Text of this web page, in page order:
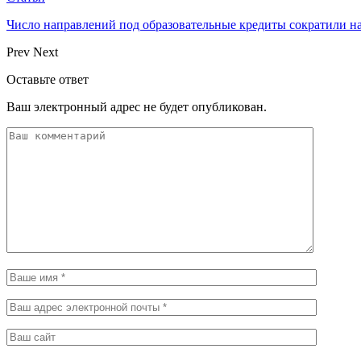
Число направлений под образовательные кредиты сократили
Prev Next
Оставьте ответ
Ваш электронный адрес не будет опубликован.